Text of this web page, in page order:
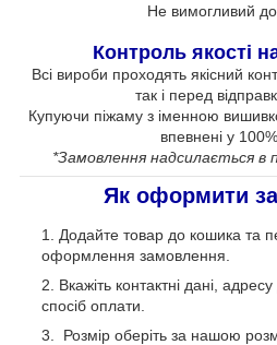
Не вимогливий до
Контроль якості
Всі вироби проходять якісний
так і перед
Купуючи піжаму з іменною
впевнені у 100%
*Замовлення надсилається в
Як оформити
Додайте товар до кошика та
оформлення замовлення.
Вкажіть контактні дані,
спосіб оплати.
Розмір оберіть за нашою